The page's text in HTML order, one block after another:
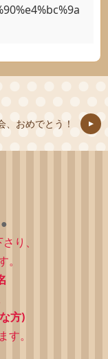
おめでとう！
●
り、
方)
。